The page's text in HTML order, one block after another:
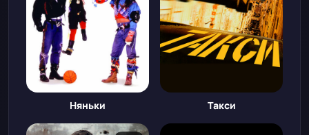
Няньки Такси